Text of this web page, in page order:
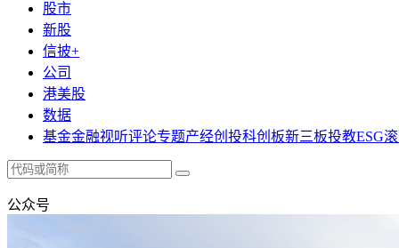
股市
新股
信披+
公司
港美股
数据
基金金融视听评论专题产经创投科创板新三板投教ESG
公众号